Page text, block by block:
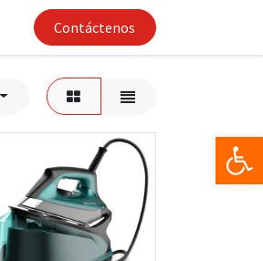
Contáctenos